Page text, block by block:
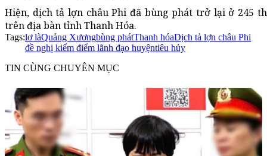
Hiện, dịch tả lợn châu Phi đã bùng phát trở lại ở 245
trên địa bàn tỉnh Thanh Hóa.
Tags:lơ làQuảng Xươngbùng phátThanh hóaDịch tả lợn châu Phi
đề nghị kiểm điểm lãnh đạo huyệntiêu hủy
TIN CÙNG CHUYÊN MỤC